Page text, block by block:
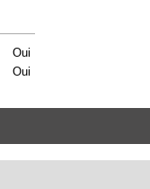
Oui
Oui